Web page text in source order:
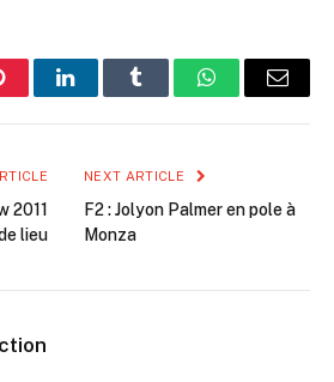
LinkedInTumblr WhatsAppEmail
2011
lieu
NEXT ARTICLE
F2 : Jolyon Palmer en pole à
Monza